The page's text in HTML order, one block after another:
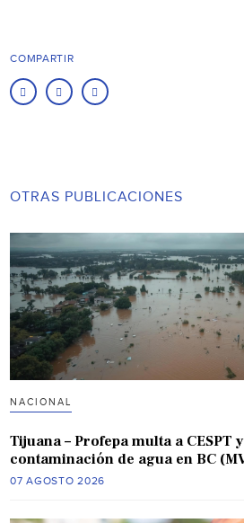
COMPARTIR
OTRAS PUBLICACIONES
NACIONAL
Tijuana – Profepa multa a CESPT
contaminación de agua en BC
07 AGOSTO 2026